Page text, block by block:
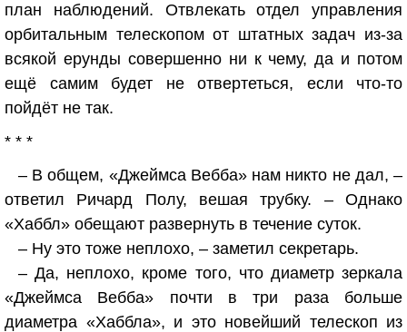
план наблюдений. Отвлекать отдел управления
орбитальным телескопом от штатных задач из-за
всякой ерунды совершенно ни к чему, да и потом
ещё самим будет не отвертеться, если что-то
пойдёт не так.
* * *
– В общем, «Джеймса Вебба» нам никто не дал, –
ответил Ричард Полу, вешая трубку. – Однако
«Хаббл» обещают развернуть в течение суток.
– Ну это тоже неплохо, – заметил секретарь.
– Да, неплохо, кроме того, что диаметр зеркала
«Джеймса Вебба» почти в три раза больше
диаметра «Хаббла», и это новейший телескоп из